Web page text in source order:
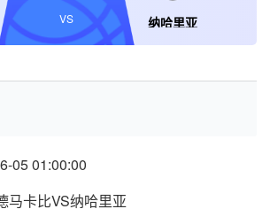
纳哈里亚
VS
05 01:00:00
马卡比VS纳哈里亚